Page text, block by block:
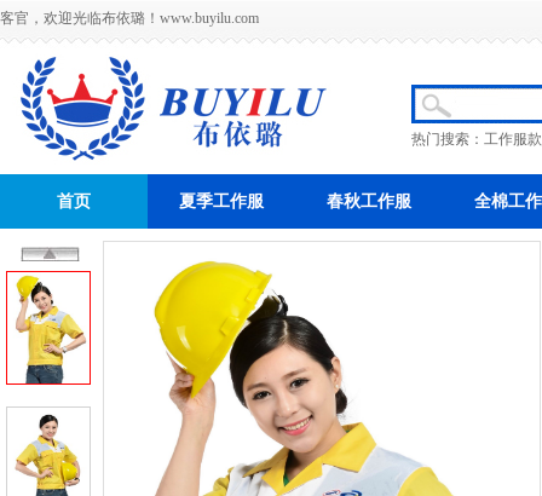
客官，欢迎光临布依璐！ www.buyilu.com
热门搜索： 工作服
首页 夏季工作服 春秋工作服 全棉工